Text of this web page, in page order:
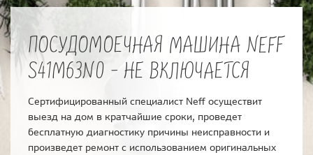
ПОСУДОМОЕЧНАЯ МАШИНА NEFF
S41M63N0 - НЕ ВКЛЮЧАЕТСЯ
Сертифицированный специалист Neff осуществит
выезд на дом в кратчайшие сроки, проведет
бесплатную диагностику причины неисправности и
произведет ремонт с использованием оригинальных